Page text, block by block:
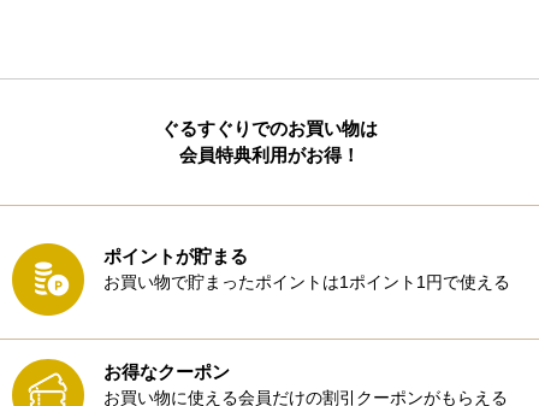
ぐるすぐりでのお買い物は
会員特典利用がお得！
ポイントが貯まる
お買い物で貯まったポイントは1ポイント1円で使える
お得なクーポン
お買い物に使える会員だけの割引クーポンがもらえる